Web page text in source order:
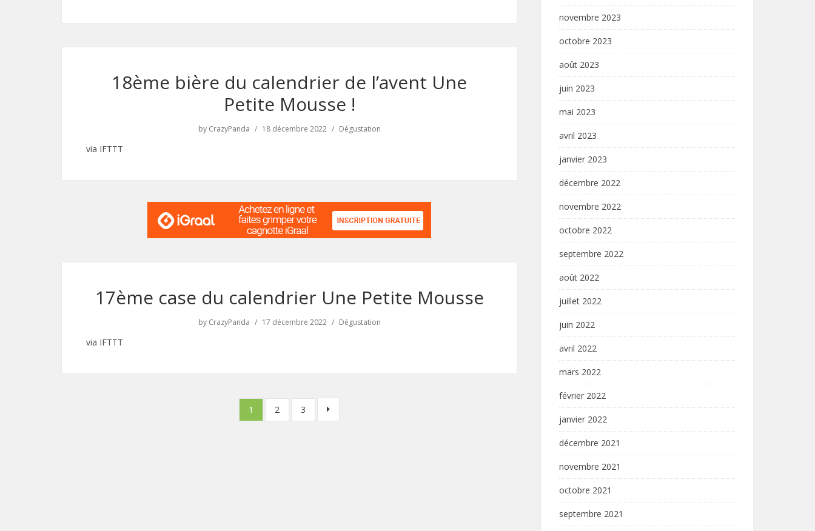
18ème bière du calendrier de l’avent Une
Petite Mousse !
by CrazyPanda 18 décembre 2022 Dégustation
via IFTTT
17ème case du calendrier Une Petite Mousse
by CrazyPanda 17 décembre 2022 Dégustation
via IFTTT
1 2 3
novembre 2023
octobre 2023
août 2023
juin 2023
mai 2023
avril 2023
janvier 2023
décembre 2022
novembre 2022
octobre 2022
septembre 2022
août 2022
juillet 2022
juin 2022
avril 2022
mars 2022
février 2022
janvier 2022
décembre 2021
novembre 2021
octobre 2021
septembre 2021